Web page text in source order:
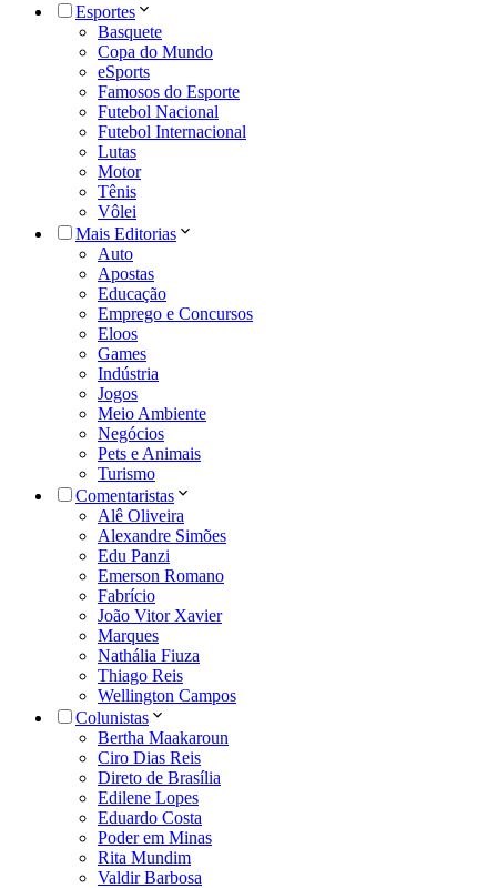
Esportes
Basquete
Copa do Mundo
eSports
Famosos do Esporte
Futebol Nacional
Futebol Internacional
Lutas
Motor
Tênis
Vôlei
Mais Editorias
Auto
Apostas
Educação
Emprego e Concursos
Eloos
Games
Indústria
Jogos
Meio Ambiente
Negócios
Pets e Animais
Turismo
Comentaristas
Alê Oliveira
Alexandre Simões
Edu Panzi
Emerson Romano
Fabrício
João Vitor Xavier
Marques
Nathália Fiuza
Thiago Reis
Wellington Campos
Colunistas
Bertha Maakaroun
Ciro Dias Reis
Direto de Brasília
Edilene Lopes
Eduardo Costa
Poder em Minas
Rita Mundim
Valdir Barbosa